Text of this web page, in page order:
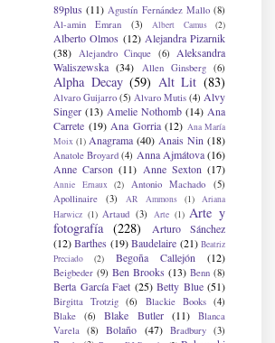
89plus (11) Agustín Fernández Mallo (8)
Al-amin Emran
(3) Albert Camus (2)
Alberto Olmos (12) Alejandra Pizarnik
(38)
Alejandro Cinque (6)
Aleksandra
Waliszewska (34) Allen Ginsberg (6)
Alpha Decay (59) Alt Lit (83)
Alvaro Guijarro (5) Alvaro Mutis (4) Alvy
Singer (13) Amelie Nothomb (14) Ana
Carrete (19) Ana Gorria (12) Ana María
Moix (1) Anagrama (40) Anais Nin (18)
Anatole Broyard (4) Anna Ajmátova (16)
Anne Carson (11) Anne Sexton (17)
Annie Ernaux (2) Antonio Machado
(5)
Apollinaire
(3) AR Ammons (1)
Ariana
Harwicz (1) Artaud (3) Arte (1) Arte y
fotografía (228)
Arturo Sánchez
(12) Barthes (19) Baudelaire (21) Beatriz
Preciado
(2) Begoña Callejón (12)
Beigbeder (9) Ben Brooks (13) Benn (8)
Berta García Faet (25) Betty Blue (51)
Birgitta Trotzig (6) Blackie Books (4)
Blake
(6) Blake Butler (11)
Blanca
Varela
(8) Bolaño (47) Bradbury (3)